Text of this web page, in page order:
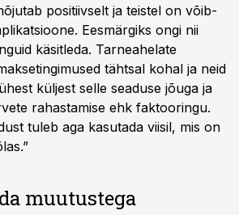
positiivselt ja teistel on võib-
Eesmärgiks ongi nii
käsitleda. Tarneahelate
tähtsal kohal ja neid
küljest selle seaduse jõuga ja
rahastamise ehk faktooringu.
tuleb aga kasutada viisil, mis on
muutustega